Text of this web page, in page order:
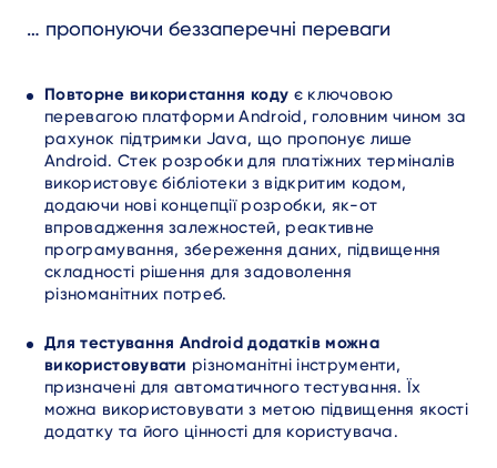
… пропонуючи беззаперечні переваги
Повторне використання коду є ключовою
перевагою платформи Android, головним чином за
рахунок підтримки Java, що пропонує лише
Android. Стек розробки для платіжних терміналів
використовує бібліотеки з відкритим кодом,
додаючи нові концепції розробки, як-от
впровадження залежностей, реактивне
програмування, збереження даних, підвищення
складності рішення для задоволення
різноманітних потреб.
Для тестування Android додатків можна
використовувати різноманітні інструменти,
призначені для автоматичного тестування. Їх
можна використовувати з метою підвищення якості
додатку та його цінності для користувача.